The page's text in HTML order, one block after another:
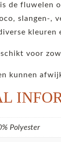
de fluwelen
slangen-,
kleuren
voor
kunnen
Polyester